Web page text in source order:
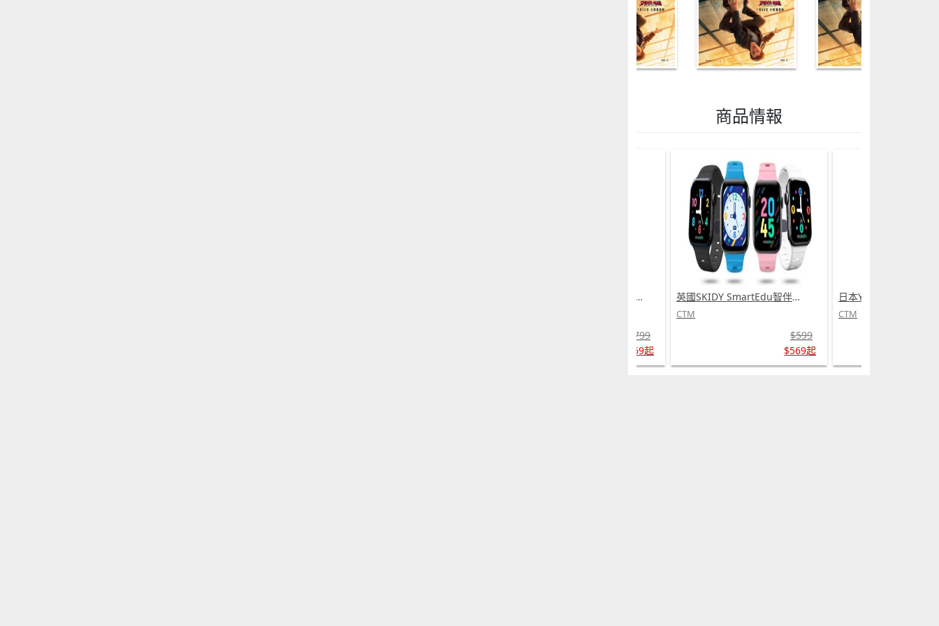
商品情報
英國SKIDY SmartEdu智伴高清流暢五重定位遠控180°旋攝雙向視頻海外適配兒童智能手錶PRO (需訂貨)
$599
$569起
日本Yohome 5D全方位雙面雙葉對流淨化智能語音伸縮循環扇 PRO (需訂貨)
CTM
$799
$669起
CTM